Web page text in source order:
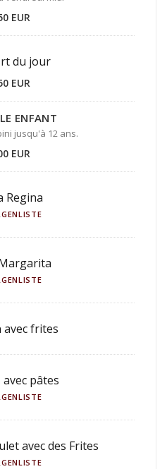
EUR
du jour
EUR
ENFANT
jusqu'à 12 ans.
EUR
Regina
avec frites
avec pâtes
avec des Frites